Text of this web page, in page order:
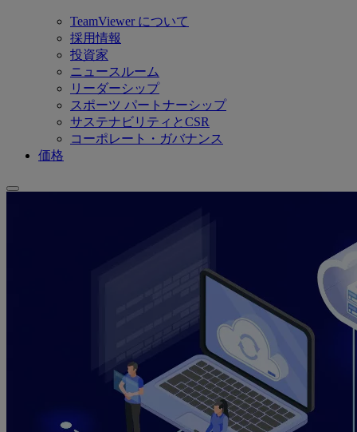
TeamViewer について
採用情報
投資家
ニュースルーム
リーダーシップ
スポーツ パートナーシップ
サステナビリティとCSR
コーポレート・ガバナンス
価格